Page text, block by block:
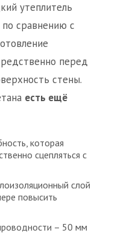
утеплитель
сравнению с
перед
стены.
есть ещё
которая
сцепляться с
слой
повысить
– 50 мм